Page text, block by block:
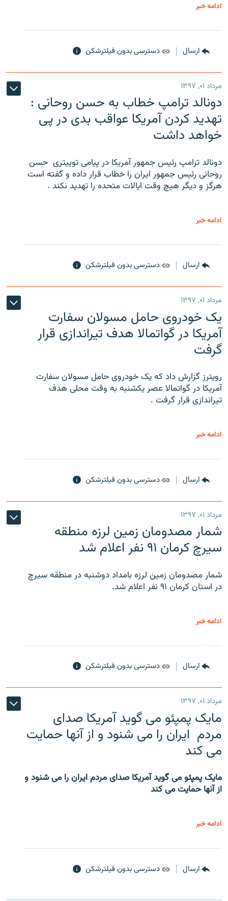
ادامه خبر
ارسال دسترسی بدون فیلترشکن
مرداد ۰۱, ۱۳۹۷
دونالد ترامپ خطاب به حسن روحانی :
تهدید کردن آمریکا عواقب بدی در پی
خواهد داشت
دونالد ترامپ رئیس جمهور آمریکا در پیامی توییتری ‌ حسن
روحانی رئیس جمهور ایران را خطاب قرار داده و گفته است
هرگز و دیگر هیچ وقت ایالات متحده را تهدید نکند .
ادامه خبر
ارسال دسترسی بدون فیلترشکن
مرداد ۰۱, ۱۳۹۷
یک خودروی حامل مسولان سفارت
آمریکا در گواتمالا هدف تیراندازی قرار
گرفت
رویترز گزارش داد که یک خودروی حامل مسولان سفارت
آمریکا در گواتمالا عصر یکشنبه به وقت محلی هدف
تیراندازی قرار گرفت .
ادامه خبر
ارسال دسترسی بدون فیلترشکن
مرداد ۰۱, ۱۳۹۷
شمار مصدومان زمین لرزه منطقه
سیرچ کرمان ۹۱ نفر اعلام شد
شمار مصدومان زمین لرزه بامداد دوشنبه در منطقه سیرچ
در استان کرمان ۹۱ نفر اعلام شد.
ادامه خبر
ارسال دسترسی بدون فیلترشکن
مرداد ۰۱, ۱۳۹۷
مایک پمپئو می گوید آمریکا صدای
مردم ایران را می شنود و از آنها حمایت
می کند
مایک پمپئو می گوید آمریکا صدای مردم ایران را می شنود و
از آنها حمایت می کند
ادامه خبر
ارسال دسترسی بدون فیلترشکن